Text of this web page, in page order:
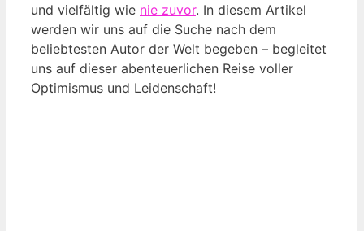
und vielfältig wie nie zuvor. In diesem Artikel
werden wir uns auf die Suche nach dem
beliebtesten Autor der Welt begeben – begleitet
uns auf dieser abenteuerlichen Reise voller
Optimismus und Leidenschaft!